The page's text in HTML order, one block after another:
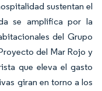
sustentan el
se amplifica por la
del Grupo
del Mar Rojo y
que eleva el gasto
giran en torno a los